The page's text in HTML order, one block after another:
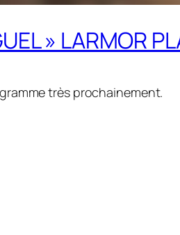
» LARMOR
très prochainement.